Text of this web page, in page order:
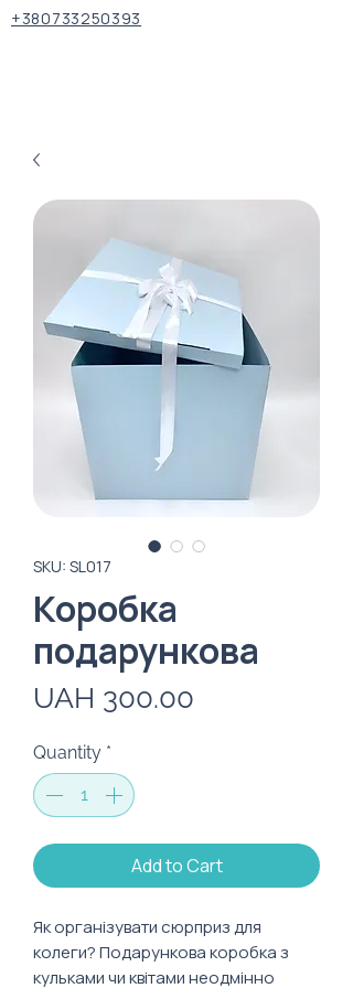
+380733250393
SKU: SL017
Коробка
подарункова
UAH 300.00
Quantity *
Add to Cart
Як організувати сюрприз для
колеги? Подарункова коробка з
кульками чи квітами неодмінно